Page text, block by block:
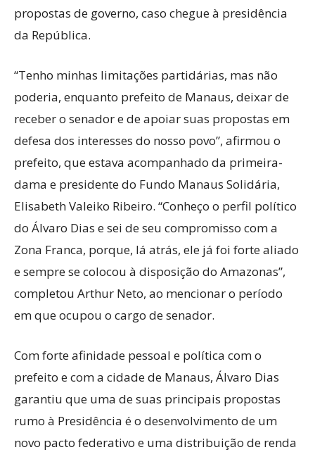
propostas de governo, caso chegue à presidência
da República.
“Tenho minhas limitações partidárias, mas não
poderia, enquanto prefeito de Manaus, deixar de
receber o senador e de apoiar suas propostas em
defesa dos interesses do nosso povo”, afirmou o
prefeito, que estava acompanhado da primeira-
dama e presidente do Fundo Manaus Solidária,
Elisabeth Valeiko Ribeiro. “Conheço o perfil político
do Álvaro Dias e sei de seu compromisso com a
Zona Franca, porque, lá atrás, ele já foi forte aliado
e sempre se colocou à disposição do Amazonas”,
completou Arthur Neto, ao mencionar o período
em que ocupou o cargo de senador.
Com forte afinidade pessoal e política com o
prefeito e com a cidade de Manaus, Álvaro Dias
garantiu que uma de suas principais propostas
rumo à Presidência é o desenvolvimento de um
novo pacto federativo e uma distribuição de renda